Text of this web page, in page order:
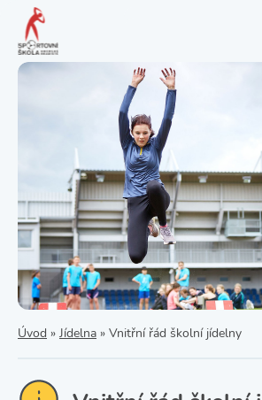
Úvod » Jídelna » Vnitřní řád školní jídelny